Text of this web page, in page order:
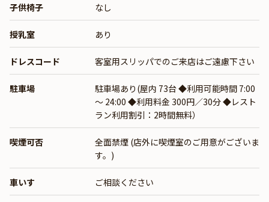
子供椅子 なし
授乳室 あり
ドレスコード 客室用スリッパでのご来店はご遠慮下さい
駐車場
駐車場あり(屋内 73台 ◆利用可能時間 7:00
～ 24:00 ◆利用料金 300円／30分 ◆レスト
ラン利用割引：2時間無料）
喫煙可否
全面禁煙 (店外に喫煙室のご用意がございま
す。)
車いす ご相談ください